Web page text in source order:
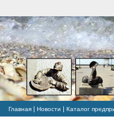
Главная | Новости | Каталог